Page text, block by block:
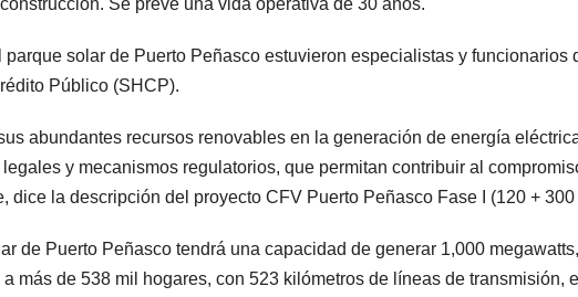
solar de Puerto Peñasco estuvieron especialistas y funcionarios
Público (SHCP).
abundantes recursos renovables en la generación de energía
y mecanismos regulatorios, que permitan contribuir al
dice la descripción del proyecto CFV Puerto Peñasco Fase I (120 + 300
de Puerto Peñasco tendrá una capacidad de generar 1,000 megawatts,
más de 538 mil hogares, con 523 kilómetros de líneas de transmisión, el